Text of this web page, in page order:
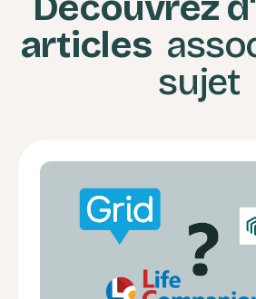
articles
sujet